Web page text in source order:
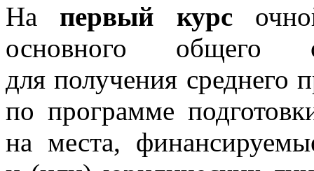
На первый курс
основного общего
для получения среднего
по программе
на места,